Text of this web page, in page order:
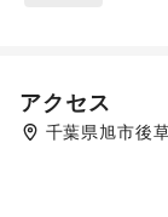
アクセス
千葉県旭市後